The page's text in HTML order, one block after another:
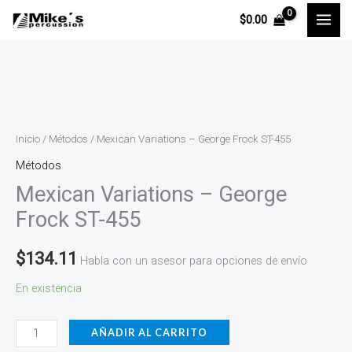
$0.00
Inicio / Métodos / Mexican Variations – George Frock ST-455
Métodos
Mexican Variations – George
Frock ST-455
$134.11 Habla con un asesor para opciones de envío
En existencia
-
George
ST-
455
AÑADIR AL CARRITO